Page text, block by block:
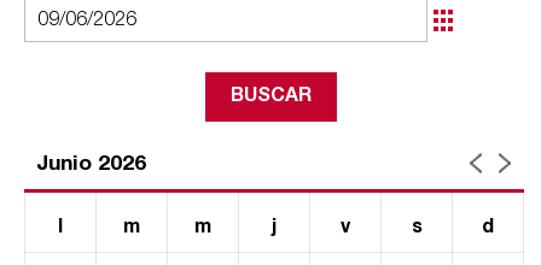
Junio 2026
m m v s d